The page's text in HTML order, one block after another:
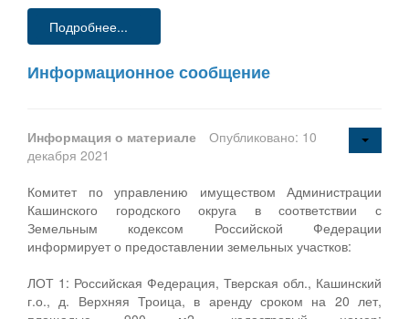
Подробнее...
Информационное сообщение
Информация о материале
Опубликовано: 10
декабря 2021
Комитет по управлению имуществом Администрации
Кашинского городского округа в соответствии с
Земельным кодексом Российской Федерации
информирует о предоставлении земельных участков:
ЛОТ 1: Российская Федерация, Тверская обл., Кашинский
г.о., д. Верхняя Троица, в аренду сроком на 20 лет,